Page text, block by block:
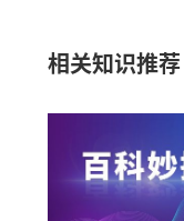
相关知识推荐